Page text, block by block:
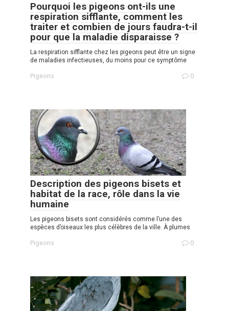
Pourquoi les pigeons ont-ils une
respiration sifflante, comment les
traiter et combien de jours faudra-t-il
pour que la maladie disparaisse ?
La respiration sifflante chez les pigeons peut être un signe
de maladies infectieuses, du moins pour ce symptôme
Pigeons 0
Description des pigeons bisets et
habitat de la race, rôle dans la vie
humaine
Les pigeons bisets sont considérés comme l’une des
espèces d’oiseaux les plus célèbres de la ville. À plumes
Pigeons 0